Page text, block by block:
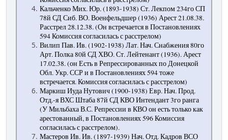
Кальченко Мих. Юр. (1893-1938) Ст. Лекпом 234го СП
78й СД Сиб. ВО. Военфельдшер (1936) Арест 21.08.38.
Расстрел 28.12.38. (Он встречается в Постановлениях
594 Комиссия согласилась с расстрелом)
Вилип Пав. Ив. (1902-1938) Лат. Нач. Снабжения 80го
Арт. Полка 80й СД ХВО. Ст. Лейтенант (1936). Арест
17.02.38. (он Есть в Репрессированных по Донецкой
Обл. Укр. ССР и в Постановлениях 594 тоже
встречается. Комиссия согласилась с расстрелом)
Маркиш Иуда Нутович (1900-1938) Евр. Нач. Прод.
Отд.-я ВХС Штаба 87й СД КВО Интендант 3го ранга
(У Мильбаха В.С. Репрессии в КВО он есть только как
арестованный, в Постановлениях 596 Комиссия
согласилась с расстрелом).
Мастеров Ив. Ив. (1897-1939) Нач. Отд. Кадров ВСО